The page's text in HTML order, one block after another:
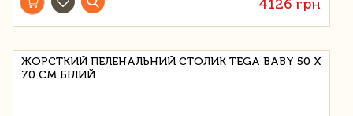
4126 грн
ЖОРСТКИЙ ПЕЛЕНАЛЬНИЙ СТОЛИК TEGA BABY 50 Х
70 СМ БІЛИЙ